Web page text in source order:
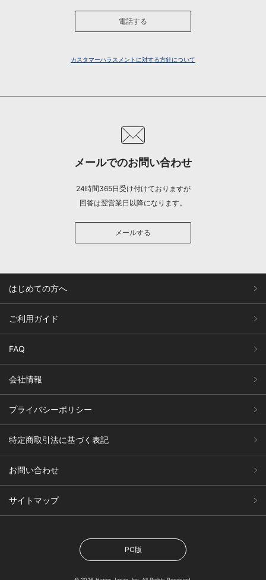
電話する
カスタマーハラスメントに対する方針について
メールでのお問い合わせ
24時間365日受け付けておりますが
回答は翌営業日以降になります。
メールする
はじめての方へ
ご利用ガイド
FAQ
会社情報
プライバシーポリシー
特定商取引法に基づく表記
お問い合わせ
サイトマップ
PC版